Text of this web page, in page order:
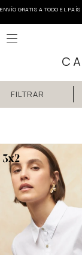
ENVÍO GRATIS A TODO EL
